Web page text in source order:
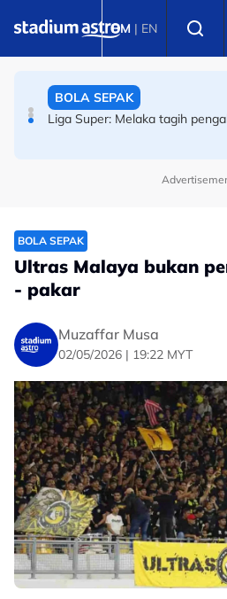
BM | EN
Liga Super: Melaka tagih
PERMOTORAN
ARRC: Hafizh Syahrin ketiga,
BOLA SEPAK
Ultras Malaya bukan
- pakar
Muzaffar Musa
02/05/2026 | 19:22 MYT